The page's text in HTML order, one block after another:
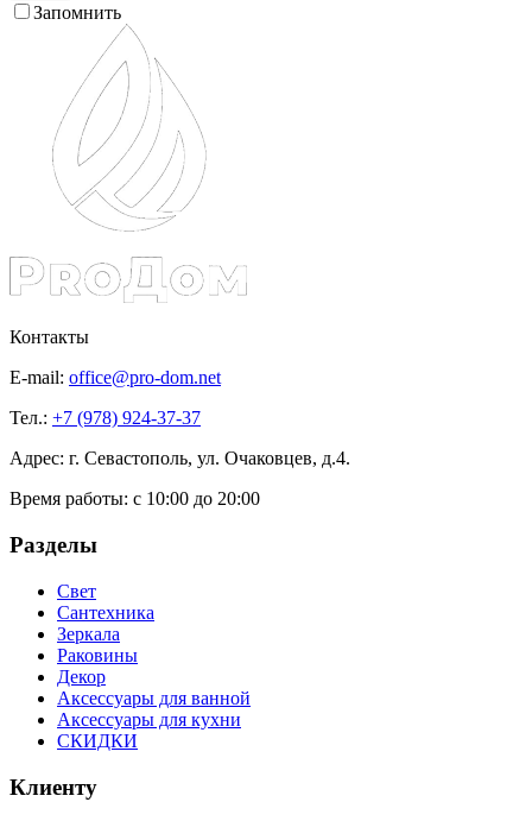
Запомнить
Контакты
E-mail: office@pro-dom.net
Тел.: +7 (978) 924-37-37
Адрес: г. Севастополь, ул. Очаковцев, д.4.
Время работы: с 10:00 до 20:00
Разделы
Свет
Сантехника
Зеркала
Раковины
Декор
Аксессуары для ванной
Аксессуары для кухни
СКИДКИ
Клиенту